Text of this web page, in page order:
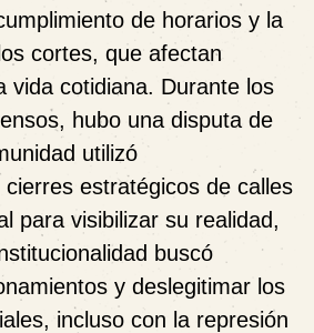
de horarios y la
cortes, que afectan
vida cotidiana. Durante los
hubo una disputa de
utilizó
estratégicos de calles
para visibilizar su realidad,
buscó
y deslegitimar los
incluso con la represión